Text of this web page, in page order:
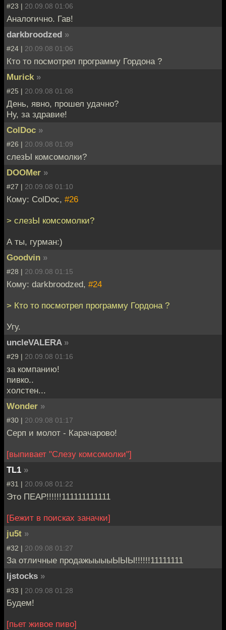
#23 | 20.09.08 01:06
Аналогично. Гав!
darkbroodzed »
#24 | 20.09.08 01:06
Кто то посмотрел программу Гордона ?
Murick »
#25 | 20.09.08 01:08
День, явно, прошел удачно?
Ну, за здравие!
ColDoc »
#26 | 20.09.08 01:09
слезЫ комсомолки?
DOOMer »
#27 | 20.09.08 01:10
Кому: ColDoc, #26
> слезЫ комсомолки?
А ты, гурман:)
Goodvin »
#28 | 20.09.08 01:15
Кому: darkbroodzed, #24
> Кто то посмотрел программу Гордона ?
Угу.
uncleVALERA »
#29 | 20.09.08 01:16
за компанию!
пивко..
холстен...
Wonder »
#30 | 20.09.08 01:17
Серп и молот - Карачарово!
[выпивает "Слезу комсомолки"]
TL1 »
#31 | 20.09.08 01:22
Это ПЕАР!!!!!!111111111111
[Бежит в поисках заначки]
ju5t »
#32 | 20.09.08 01:27
За отличные продажыыыыЫЫЫ!!!!!!11111111
ljstocks »
#33 | 20.09.08 01:28
Будем!
[пьет живое пиво]